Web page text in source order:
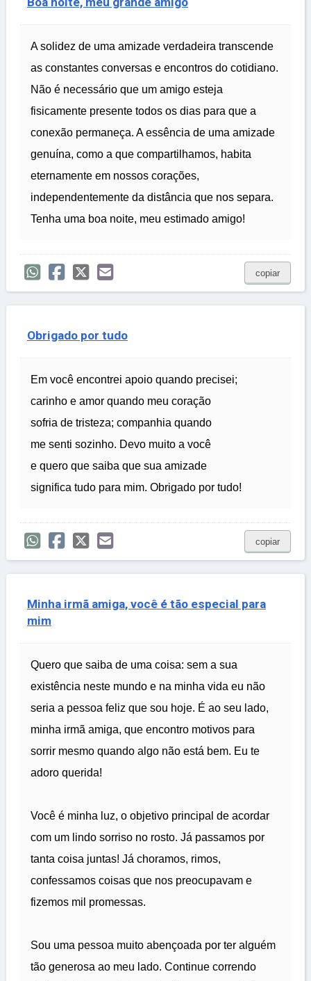
A solidez de uma amizade verdadeira transcende
as constantes conversas e encontros do cotidiano.
Não é necessário que um amigo esteja
fisicamente presente todos os dias para que a
conexão permaneça. A essência de uma amizade
genuína, como a que compartilhamos, habita
eternamente em nossos corações,
independentemente da distância que nos separa.
Tenha uma boa noite, meu estimado amigo!
copiar
Obrigado por tudo
Em você encontrei apoio quando precisei;
carinho e amor quando meu coração
sofria de tristeza; companhia quando
me senti sozinho. Devo muito a você
e quero que saiba que sua amizade
significa tudo para mim. Obrigado por tudo!
copiar
Minha irmã amiga, você é tão especial para
mim
Quero que saiba de uma coisa: sem a sua
existência neste mundo e na minha vida eu não
seria a pessoa feliz que sou hoje. É ao seu lado,
minha irmã amiga, que encontro motivos para
sorrir mesmo quando algo não está bem. Eu te
adoro querida!
Você é minha luz, o objetivo principal de acordar
com um lindo sorriso no rosto. Já passamos por
tanta coisa juntas! Já choramos, rimos,
confessamos coisas que nos preocupavam e
fizemos mil promessas.
Sou uma pessoa muito abençoada por ter alguém
tão generosa ao meu lado. Continue correndo